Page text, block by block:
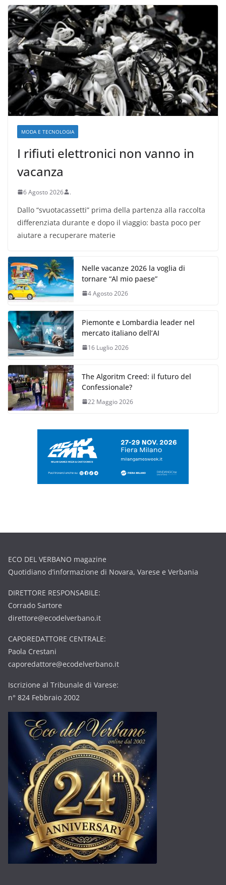
MODA E TECNOLOGIA
I rifiuti elettronici non vanno in
vacanza
6 Agosto 2026 .
Dallo “svuotacassetti” prima della partenza alla raccolta
differenziata durante e dopo il viaggio: basta poco per
aiutare a recuperare materie
Nelle vacanze 2026 la voglia di
tornare “Al mio paese”
4 Agosto 2026
Piemonte e Lombardia leader nel
mercato italiano dell’AI
16 Luglio 2026
The Algoritm Creed: il futuro del
Confessionale?
22 Maggio 2026
ECO DEL VERBANO magazine
Quotidiano d’informazione di Novara, Varese e Verbania
DIRETTORE RESPONSABILE:
Corrado Sartore
direttore@ecodelverbano.it
CAPOREDATTORE CENTRALE:
Paola Crestani
caporedattore@ecodelverbano.it
Iscrizione al Tribunale di Varese:
n° 824 Febbraio 2002